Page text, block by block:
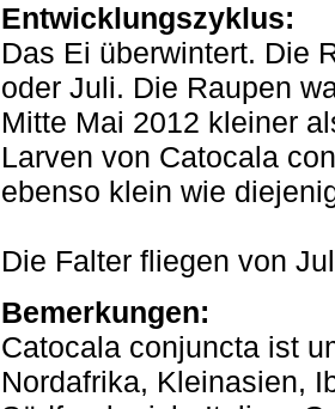
Entwicklungszyklus:
Das Ei überwintert. Die
oder Juli. Die Raupen
Mitte Mai 2012 kleiner
Larven von Catocala
ebenso klein wie
Die Falter fliegen von
Bemerkungen:
Catocala conjuncta ist
Nordafrika, Kleinasien,